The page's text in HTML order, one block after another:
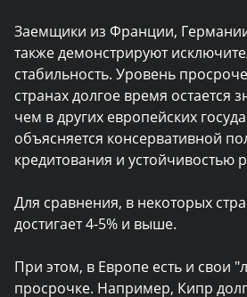
Заемщики из Франции,
также демонстрируют
стабильность. Уровень
странах долгое время остается
чем в других европейских
объясняется консервативной
кредитования и устойчивостью
Для сравнения, в некоторых
достигает 4-5% и выше.
При этом, в Европе есть и свои
просрочке. Например, Кипр